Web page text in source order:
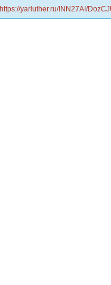
https://yarluther.ru/INN27AI/